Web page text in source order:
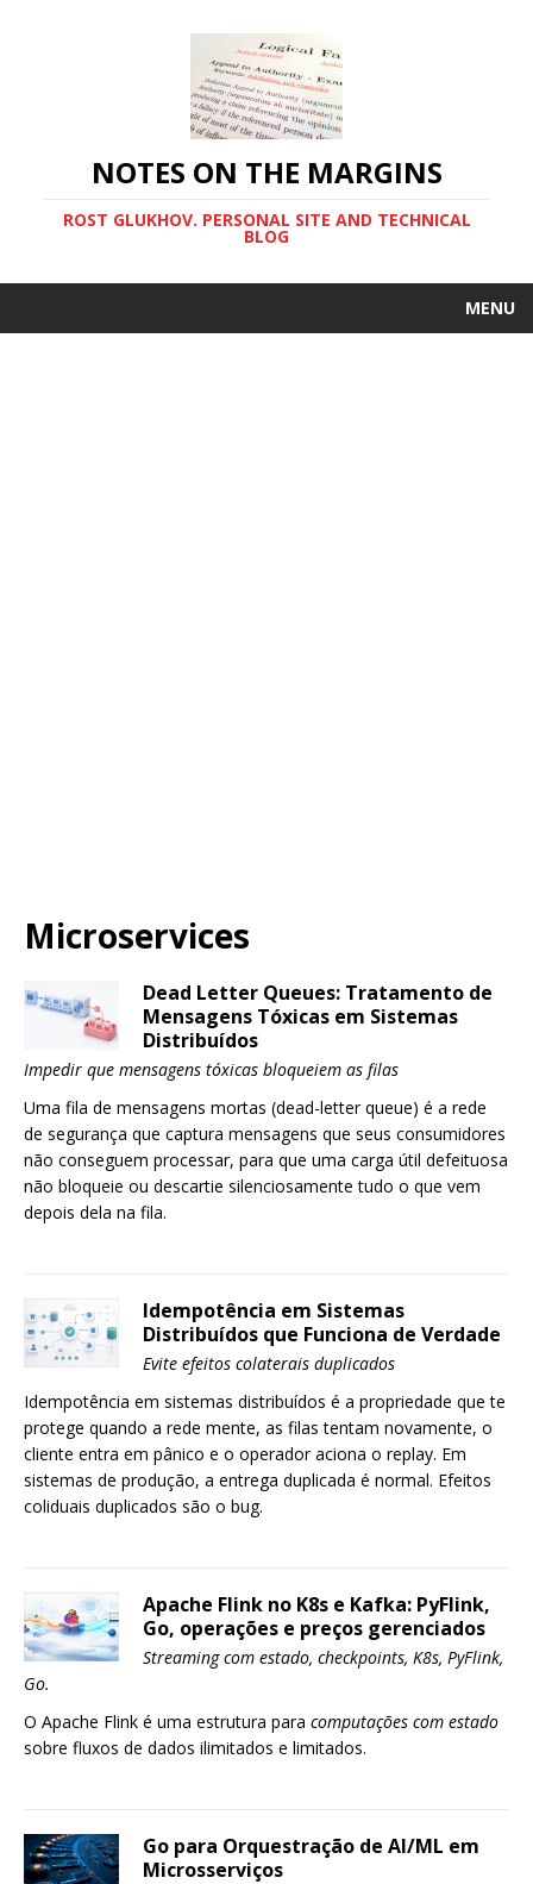
NOTES ON THE MARGINS
ROST GLUKHOV. PERSONAL SITE AND TECHNICAL
BLOG
MENU
Microservices
Dead Letter Queues: Tratamento de
Mensagens Tóxicas em Sistemas
Distribuídos
Impedir que mensagens tóxicas bloqueiem as filas
Uma fila de mensagens mortas (dead-letter queue) é a rede
de segurança que captura mensagens que seus consumidores
não conseguem processar, para que uma carga útil defeituosa
não bloqueie ou descartie silenciosamente tudo o que vem
depois dela na fila.
Idempotência em Sistemas
Distribuídos que Funciona de Verdade
Evite efeitos colaterais duplicados
Idempotência em sistemas distribuídos é a propriedade que te
protege quando a rede mente, as filas tentam novamente, o
cliente entra em pânico e o operador aciona o replay. Em
sistemas de produção, a entrega duplicada é normal. Efeitos
coliduais duplicados são o bug.
Apache Flink no K8s e Kafka: PyFlink,
Go, operações e preços gerenciados
Streaming com estado, checkpoints, K8s, PyFlink,
Go.
O Apache Flink é uma estrutura para computações com estado
sobre fluxos de dados ilimitados e limitados.
Go para Orquestração de AI/ML em
Microsserviços